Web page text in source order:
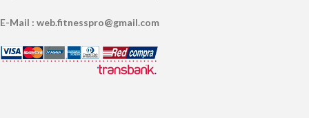
E-Mail : web.fitnesspro@gmail.com